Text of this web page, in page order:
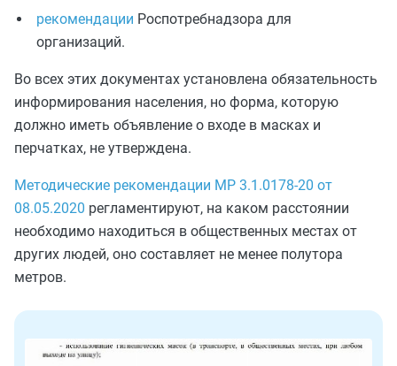
рекомендации Роспотребнадзора для
организаций.
Во всех этих документах установлена обязательность
информирования населения, но форма, которую
должно иметь объявление о входе в масках и
перчатках, не утверждена.
Методические рекомендации MP 3.1.0178-20 от
08.05.2020 регламентируют, на каком расстоянии
необходимо находиться в общественных местах от
других людей, оно составляет не менее полутора
метров.